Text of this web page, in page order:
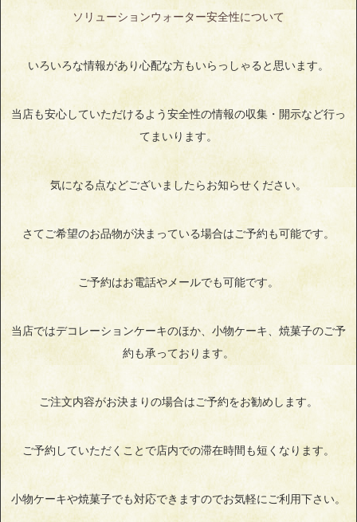
ソリューションウォーター安全性について
いろいろな情報があり心配な方もいらっしゃると思います。
当店も安心していただけるよう安全性の情報の収集・開示など行っ
てまいります。
気になる点などございましたらお知らせください。
さてご希望のお品物が決まっている場合はご予約も可能です。
ご予約はお電話やメールでも可能です。
当店ではデコレーションケーキのほか、小物ケーキ、焼菓子のご予
約も承っております。
ご注文内容がお決まりの場合はご予約をお勧めします。
ご予約していただくことで店内での滞在時間も短くなります。
小物ケーキや焼菓子でも対応できますのでお気軽にご利用下さい。